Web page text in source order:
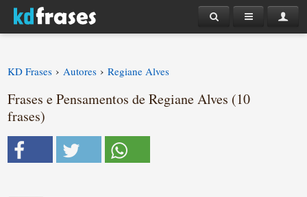
KD Frases › Autores › Regiane Alves
Frases e Pensamentos de Regiane Alves (10
frases)